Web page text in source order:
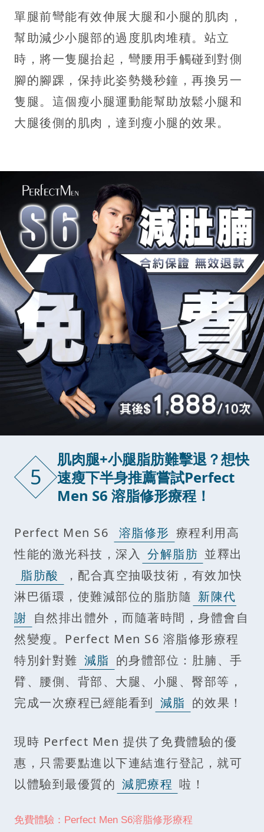
單腿前彎能有效伸展大腿和小腿的肌肉，
幫助減少小腿部的過度肌肉堆積。站立
時，將一隻腿抬起，彎腰用手觸碰到對側
腳的腳踝，保持此姿勢幾秒鐘，再換另一
隻腿。這個瘦小腿運動能幫助放鬆小腿和
大腿後側的肌肉，達到瘦小腿的效果。
5
肌肉腿+小腿脂肪難擊退？想快
速瘦下半身推薦嘗試Perfect
Men S6 溶脂修形療程！
Perfect Men S6 溶脂修形 療程利用高
性能的激光科技，深入 分解脂肪 並釋出
脂肪酸
，配合真空抽吸技術，有效加快
淋巴循環，使難減部位的脂肪隨 新陳代
謝 自然排出體外，而隨著時間，身體會自
然變瘦。Perfect Men S6 溶脂修形療程
特別針對難 減脂 的身體部位：肚腩、手
臂、腰側、背部、大腿、小腿、臀部等，
完成一次療程已經能看到 減脂 的效果！
現時 Perfect Men 提供了免費體驗的優
惠，只需要點進以下連結進行登記，就可
以體驗到最優質的 減肥療程 啦！
免費體驗：Perfect Men S6溶脂修形療程